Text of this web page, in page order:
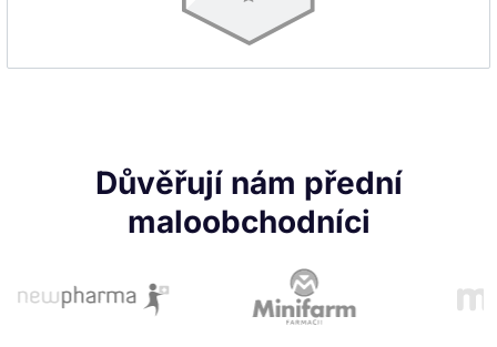
Důvěřují nám přední
maloobchodníci